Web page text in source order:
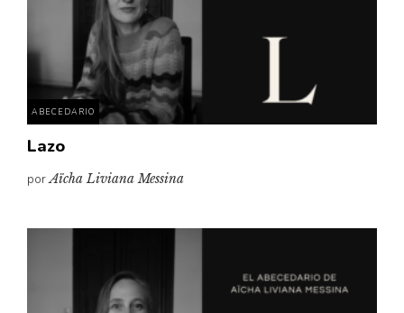
ABECEDARIO
Lazo
porAïcha Liviana Messina